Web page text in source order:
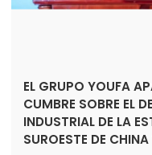
EL GRUPO YOUFA
CUMBRE SOBRE EL
INDUSTRIAL DE LA
SUROESTE DE